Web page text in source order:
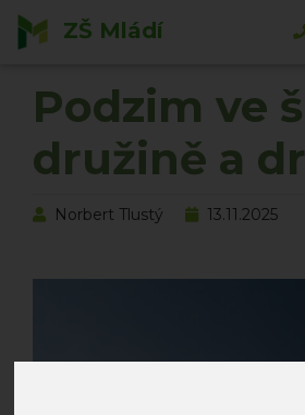
ZŠ Mládí
Hlavní strana
Novinky
Podzim ve
družině a
Norbert Tlustý 13.11.2025